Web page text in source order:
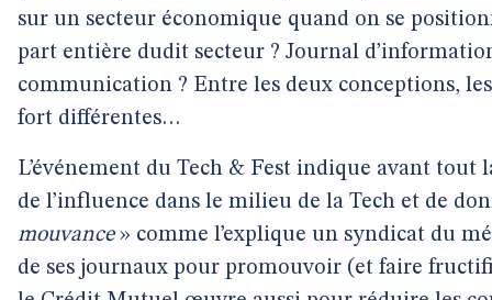
sur un secteur économique quand on se
part entière dudit secteur ? Journal
communication ? Entre les deux conceptions,
fort différentes…
L’événement du Tech & Fest indique avant
de l’influence dans le milieu de la Tech et de
mouvance» comme l’explique un syndicat du
de ses journaux pour promouvoir (et faire